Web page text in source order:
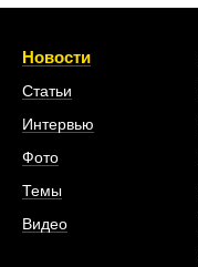
Новости
Статьи
Интервью
Фото
Темы
Видео